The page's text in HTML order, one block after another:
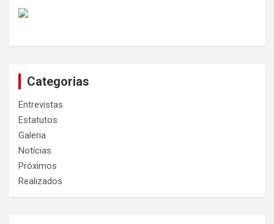
Categorias
Entrevistas
Estatutos
Galeria
Notícias
Próximos
Realizados